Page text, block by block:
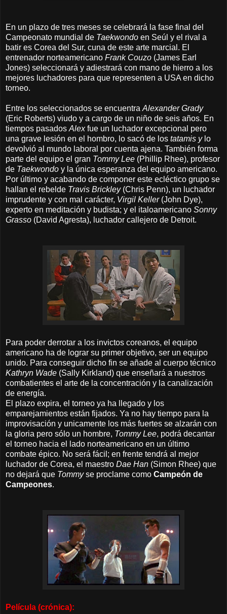
En un plazo de tres meses se celebrará la fase final del
Campeonato mundial de Taekwondo en Seúl y el rival a
batir es Corea del Sur, cuna de este arte marcial. El
entrenador norteamericano Frank Couzo (James Earl
Jones) seleccionará y adiestrará con mano de hierro a los
mejores luchadores para que representen a USA en dicho
torneo.
Entre los seleccionados se encuentra Alexander Grady
(Eric Roberts) viudo y a cargo de un niño de seis años. En
tiempos pasados Alexfue un luchador excepcional pero
una grave lesión en el hombro, lo sacó de los tatamis y lo
devolvió al mundo laboral por cuenta ajena. También forma
parte del equipo el gran Tommy Lee (Phillip Rhee), profesor
de Taekwondo y la única esperanza del equipo americano.
Por último y acabando de componer este ecléctico grupo se
hallan el rebelde Travis Brickley(Chris Penn), un luchador
imprudente y con mal carácter, Virgil Keller(John Dye),
experto en meditación y budista; y el italoamericano Sonny
Grasso (David Agresta), luchador callejero de Detroit.
Para poder derrotar a los invictos coreanos, el equipo
americano ha de lograr su primer objetivo, ser un equipo
unido. Para conseguir dicho fin se añade al cuerpo técnico
Kathryn Wade (Sally Kirkland) que enseñará a nuestros
combatientes el arte de la concentración y la canalización
de energía.
El plazo expira, el torneo ya ha llegado y los
emparejamientos están fijados. Ya no hay tiempo para la
improvisación y unicamente los más fuertes se alzarán con
la gloria pero sólo un hombre, Tommy Lee, podrá decantar
el torneo hacia el lado norteamericano en un último
combate épico. No será fácil; en frente tendrá al mejor
luchador de Corea, el maestro Dae Han (Simon Rhee) que
no dejará que Tommyse proclame como Campeón de
Campeones.
Película (crónica):